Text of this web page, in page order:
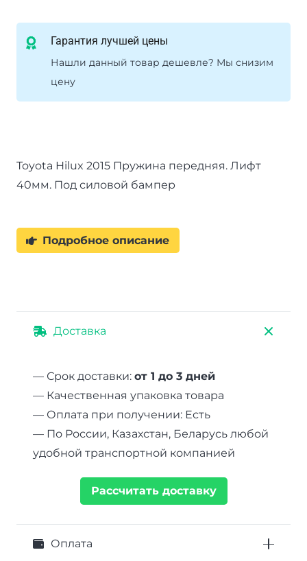
40
Гарантия лучшей цены
Нашли данный товар дешевле? Мы снизим
цену
Toyota Hilux 2015 Пружина передняя. Лифт
40мм. Под силовой бампер
Подробное описание
Доставка
— Срок доставки: от 1 до 3 дней
— Качественная упаковка товара
— Оплата при получении: Есть
— По России, Казахстан, Беларусь любой
удобной транспортной компанией
Рассчитать доставку
Оплата